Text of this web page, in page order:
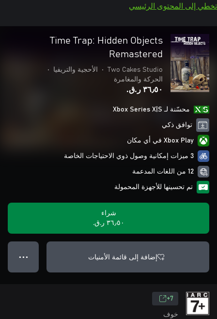
تخطي إلى المحتوى الرئيسي
Time Trap: Hidden Objects
Remastered
Two Cakes Studio
• الأحجية والتريفيا
•
الحركة والمغامرة
٣٦٫٥٠ ر.ق.‏
محسّنة لـ Xbox Series X|S
توافق ذكي
Xbox Play في أي مكان
3 ميزات إمكانية وصول ذوي الاحتياجات الخاصة
12 من اللغات المدعمة
تم تحسينها للأجهزة المحمولة
شراء
٣٦٫٥٠ ر.ق.‏
إضافة إلى قائمة الأمنيات ● ● ●
7+
خوف